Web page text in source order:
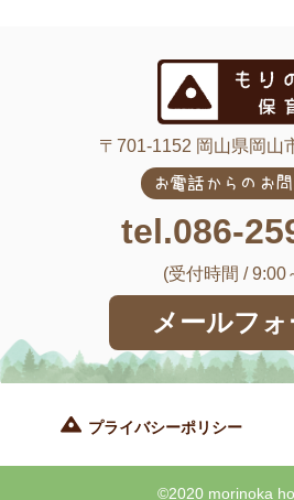
〒701-1152 岡山県岡山
お電話からのお
tel.086-
(受付時間 / 9:00
メールフ
プライバシーポリシー
©2020 morinoka